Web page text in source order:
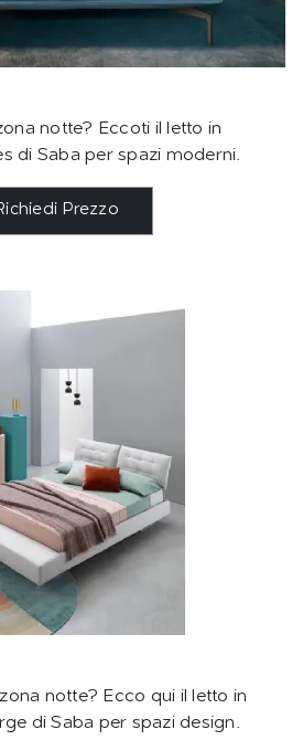
notte? Eccoti il letto in
di Saba per spazi moderni.
Prezzo
notte? Ecco qui il letto in
di Saba per spazi design.